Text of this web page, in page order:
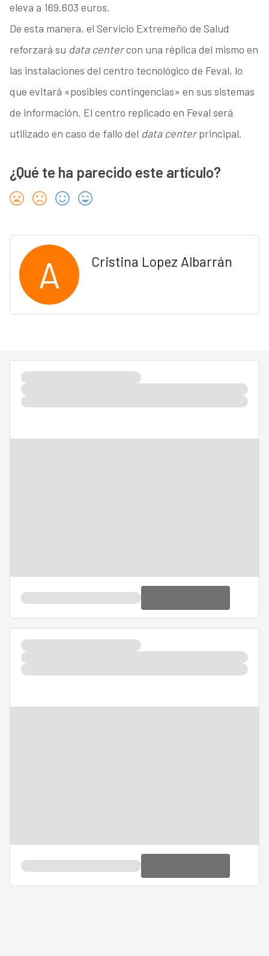
eleva a 169.603 euros.
De esta manera, el Servicio Extremeño de Salud
reforzará su data centercon una réplica del mismo en
las instalaciones del centro tecnológico de Feval, lo
que evitará «posibles contingencias» en sus sistemas
de información. El centro replicado en Feval será
utilizado en caso de fallo del data centerprincipal.
¿Qué te ha parecido este artículo?
A Cristina Lopez Albarrán